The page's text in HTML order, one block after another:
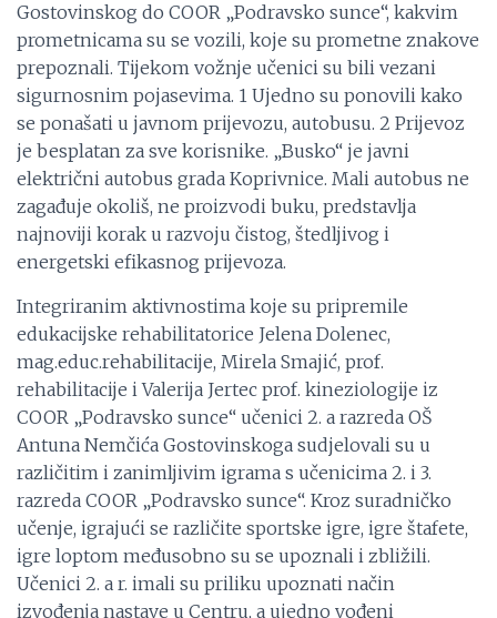
Gostovinskog do COOR „Podravsko sunce“, kakvim
prometnicama su se vozili, koje su prometne znakove
prepoznali. Tijekom vožnje učenici su bili vezani
sigurnosnim pojasevima. 1 Ujedno su ponovili kako
se ponašati u javnom prijevozu, autobusu. 2 Prijevoz
je besplatan za sve korisnike. „Busko“ je javni
električni autobus grada Koprivnice. Mali autobus ne
zagađuje okoliš, ne proizvodi buku, predstavlja
najnoviji korak u razvoju čistog, štedljivog i
energetski efikasnog prijevoza.
Integriranim aktivnostima koje su pripremile
edukacijske rehabilitatorice Jelena Dolenec,
mag.educ.rehabilitacije, Mirela Smajić, prof.
rehabilitacije i Valerija Jertec prof. kineziologije iz
COOR „Podravsko sunce“ učenici 2. a razreda OŠ
Antuna Nemčića Gostovinskoga sudjelovali su u
različitim i zanimljivim igrama s učenicima 2. i 3.
razreda COOR „Podravsko sunce“. Kroz suradničko
učenje, igrajući se različite sportske igre, igre štafete,
igre loptom međusobno su se upoznali i zbližili.
Učenici 2. a r. imali su priliku upoznati način
izvođenja nastave u Centru, a ujedno vođeni